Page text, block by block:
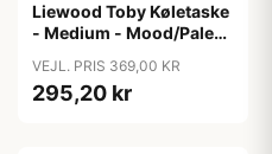
Liewood Toby Køletaske
- Medium - Mood/Pale
VEJL. PRIS 369,00 KR
295,20 kr